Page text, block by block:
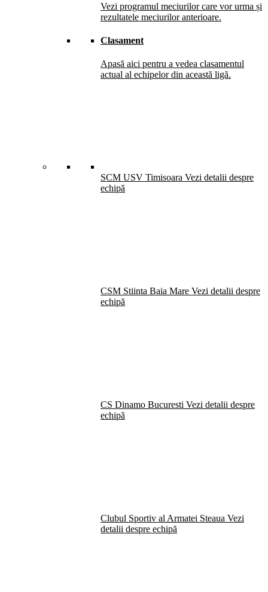
Vezi programul meciurilor care vor urma și
rezultatele meciurilor anterioare.
Clasament
Apasă aici pentru a vedea clasamentul
actual al echipelor din această ligă.
SCM USV Timisoara Vezi detalii despre
echipă
CSM Stiinta Baia Mare Vezi detalii despre
echipă
CS Dinamo Bucuresti Vezi detalii despre
echipă
Clubul Sportiv al Armatei Steaua Vezi
detalii despre echipă